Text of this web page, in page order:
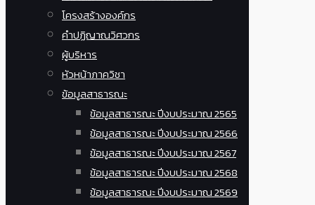
โครงสร้างองค์กร
คำปฏิญาณวิศวกร
ผู้บริหาร
หัวหน้าภาควิชา
ข้อมูลสาธารณะ
ข้อมูลสาธารณะ ปีงบประมาณ 2565
ข้อมูลสาธารณะ ปีงบประมาณ 2566
ข้อมูลสาธารณะ ปีงบประมาณ 2567
ข้อมูลสาธารณะ ปีงบประมาณ 2568
ข้อมูลสาธารณะ ปีงบประมาณ 2569